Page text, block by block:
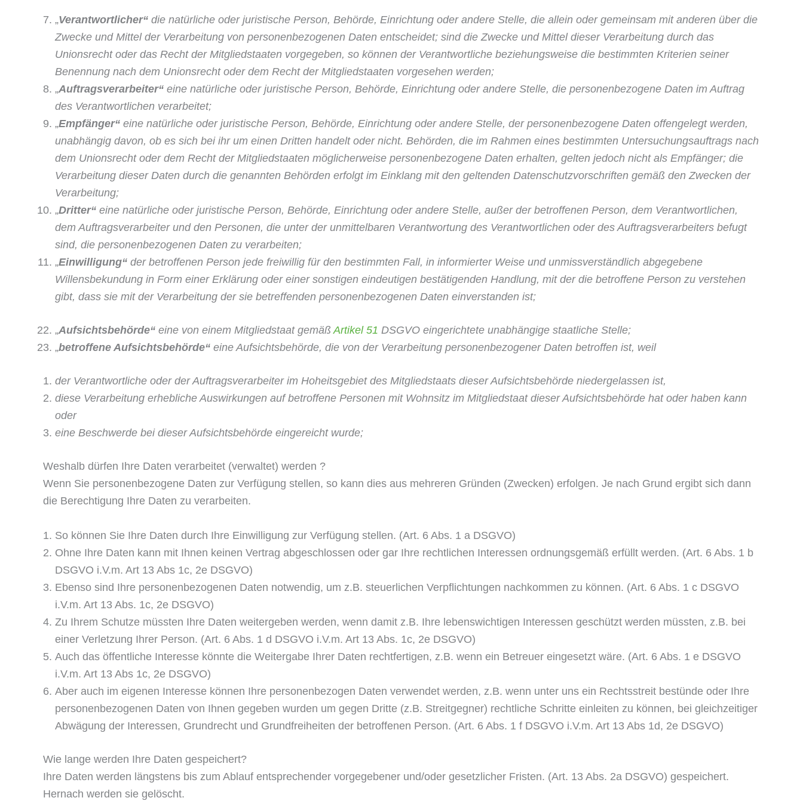
„Verantwortlicher“ die natürliche oder juristische Person, Behörde, Einrichtung oder andere Stelle, die al­lein oder gemeinsam mit anderen über die
Zwecke und Mittel der Verarbeitung von personenbezogenen Da­ten entscheidet; sind die Zwecke und Mittel dieser Verarbeitung durch das
Unionsrecht oder das Recht der Mitgliedstaaten vorgegeben, so können der Verantwortliche beziehungsweise die bestimmten Kriterien seiner
Benennung nach dem Unionsrecht oder dem Recht der Mitgliedstaaten vorgesehen werden;
„Auftragsverarbeiter“ eine natürliche oder juristische Person, Behörde, Einrichtung oder andere Stelle, die personenbezogene Daten im Auftrag
des Verantwortlichen verarbeitet;
„Empfänger“ eine natürliche oder juristische Person, Behörde, Einrichtung oder andere Stelle, der perso­nenbezogene Daten offengelegt werden,
unabhängig davon, ob es sich bei ihr um einen Dritten handelt oder nicht. Behörden, die im Rahmen eines bestimmten Untersuchungsauftrags nach
dem Unionsrecht oder dem Recht der Mitgliedstaaten möglicherweise personenbezogene Daten erhalten, gelten jedoch nicht als Empfänger; die
Verarbeitung dieser Daten durch die genannten Behörden erfolgt im Einklang mit den geltenden Datenschutzvorschriften gemäß den Zwecken der
Verarbeitung;
„Dritter“ eine natürliche oder juristische Person, Behörde, Einrichtung oder andere Stelle, außer der be­troffenen Person, dem Verantwortlichen,
dem Auftragsverarbeiter und den Personen, die unter der unmit­telbaren Verantwortung des Verantwortlichen oder des Auftragsverarbeiters befugt
sind, die personenbezo­genen Daten zu verarbeiten;
„Einwilligung“ der betroffenen Person jede freiwillig für den bestimmten Fall, in informierter Weise und unmissverständlich abgegebene
Willensbekundung in Form einer Erklärung oder einer sonstigen eindeuti­gen bestätigenden Handlung, mit der die betroffene Person zu verstehen
gibt, dass sie mit der Verarbeitung der sie betreffenden personenbezogenen Daten einverstanden ist;
„Aufsichtsbehörde“ eine von einem Mitgliedstaat gemäßArtikel 51 DSGVO eingerichtete unabhängige staatliche Stelle;
„betroffene Aufsichtsbehörde“ eine Aufsichtsbehörde, die von der Verarbeitung personenbezogener Daten betroffen ist, weil
der Verantwortliche oder der Auftragsverarbeiter im Hoheitsgebiet des Mitgliedstaats dieser Auf­sichtsbehörde niedergelassen ist,
diese Verarbeitung erhebliche Auswirkungen auf betroffene Personen mit Wohnsitz im Mitglieds­taat dieser Aufsichtsbehörde hat oder haben kann
oder
eine Beschwerde bei dieser Aufsichtsbehörde eingereicht wurde;
Weshalb dürfen Ihre Daten verarbeitet (verwaltet) werden ?
Wenn Sie personenbezogene Daten zur Verfügung stellen, so kann dies aus mehreren Gründen (Zwecken) erfol­gen. Je nach Grund ergibt sich dann
die Berechtigung Ihre Daten zu verarbeiten.
So können Sie Ihre Daten durch Ihre Einwilligung zur Verfügung stellen. (Art. 6 Abs. 1 a DSGVO)
Ohne Ihre Daten kann mit Ihnen keinen Vertrag abgeschlossen oder gar Ihre rechtlichen Interessen ord­nungsgemäß erfüllt werden. (Art. 6 Abs. 1 b
DSGVO i.V.m. Art 13 Abs 1c, 2e DSGVO)
Ebenso sind Ihre personenbezogenen Daten notwendig, um z.B. steuerlichen Verpflichtungen nachkom­men zu können. (Art. 6 Abs. 1 c DSGVO
i.V.m. Art 13 Abs. 1c, 2e DSGVO)
Zu Ihrem Schutze müssten Ihre Daten weitergeben werden, wenn damit z.B. Ihre lebenswich­tigen Interessen geschützt werden müssten, z.B. bei
einer Verletzung Ihrer Person. (Art. 6 Abs. 1 d DSGVO i.V.m. Art 13 Abs. 1c, 2e DSGVO)
Auch das öffentliche Interesse könnte die Weitergabe Ihrer Daten rechtfertigen, z.B. wenn ein Betreuer eingesetzt wäre. (Art. 6 Abs. 1 e DSGVO
i.V.m. Art 13 Abs 1c, 2e DSGVO)
Aber auch im eigenen Interesse können Ihre personenbezogen Daten verwendet werden, z.B. wenn unter uns ein Rechtsstreit bestünde oder Ihre
personenbezogenen Daten von Ihnen gegeben wurden um gegen Dritte (z.B. Streitgeg­ner) rechtliche Schritte einleiten zu können, bei gleichzeitiger
Abwägung der Interessen, Grundrecht und Grundfreiheiten der betroffenen Person. (Art. 6 Abs. 1 f DSGVO i.V.m. Art 13 Abs 1d, 2e DSGVO)
Wie lange werden Ihre Daten gespeichert?
Ihre Daten werden längstens bis zum Ablauf entsprechender vorgegebener und/oder gesetzlicher Fristen. (Art. 13 Abs. 2a DSGVO) gespei­chert.
Hernach werden sie gelöscht.